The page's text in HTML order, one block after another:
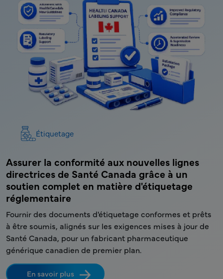
Étiquetage
Assurer la conformité aux nouvelles lignes
directrices de Santé Canada grâce à un
soutien complet en matière d'étiquetage
réglementaire
Fournir des documents d'étiquetage conformes et prêts
à être soumis, alignés sur les exigences mises à jour de
Santé Canada, pour un fabricant pharmaceutique
générique canadien de premier plan.
En savoir plus